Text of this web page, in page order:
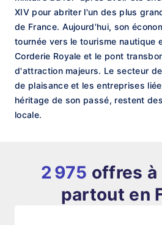
XIV pour abriter l'un des plus
de France. Aujourd'hui, son
tournée vers le tourisme nautique
Corderie Royale et le pont
d'attraction majeurs. Le secteur
de plaisance et les entreprises
héritage de son passé, restent
locale.
2 975 offres
partout en